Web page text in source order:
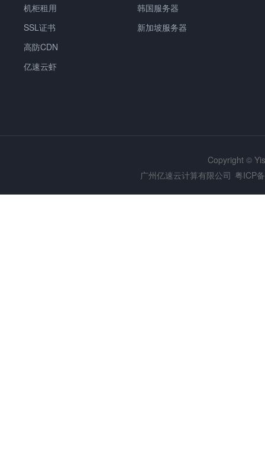
机柜租用
SSL证书
高防CDN
亿速云虾
韩国服务器
新加坡服务器
Copyright ©
广州亿速云计算有限公司 粤ICP